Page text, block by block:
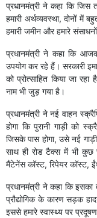
प्रधानमंत्री ने कहा कि जिस
हमारी अर्थव्यवस्था, दोनों में
हमारी जमीन और हमारे
प्रधानमंत्री ने कहा कि
उपयोग कर रहे हैं। सरकारी
को प्रोत्साहित किया जा
नाम भी जुड़ गया है।
प्रधानमंत्री ने नई वाहन
होगा कि पुरानी गाड़ी को
जिसके पास होगा, उसे नई
साथ ही रोड टैक्स में भी कुछ
मैंटेनेंस कॉस्ट, रिपेयर कॉस्ट,
प्रधानमंत्री ने कहा कि इसका
प्रौद्योगिक के कारण सड़क
इससे हमारे स्वास्थ्य पर